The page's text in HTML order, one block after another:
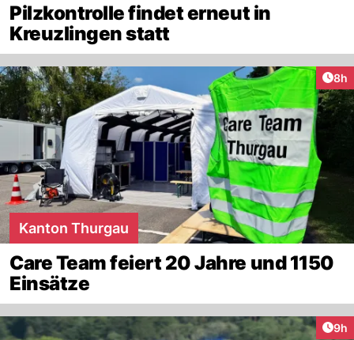
Pilzkontrolle findet erneut in
Kreuzlingen statt
8h
Kanton Thurgau
Care Team feiert 20 Jahre und 1150
Einsätze
9h